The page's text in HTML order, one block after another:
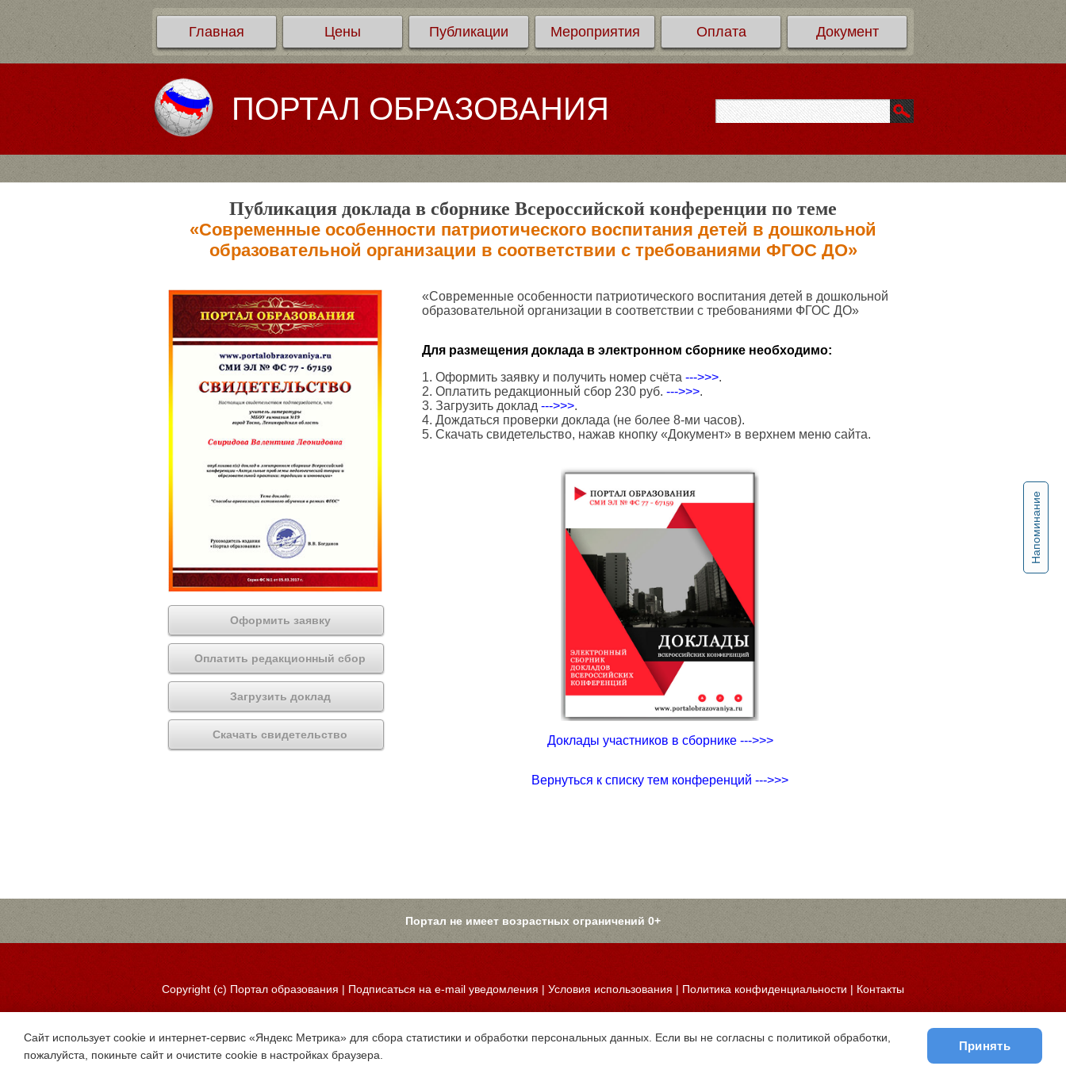
Главная Цены Публикации Мероприятия Оплата Документ
ПОРТАЛ ОБРАЗОВАНИЯ
Напоминание
Публикация доклада в сборнике Всероссийской конференции по теме
«Современные особенности патриотического воспитания детей в дошкольной
образовательной организации в соответствии с требованиями ФГОС ДО»
Оформить заявку
Оплатить редакционный сбор
Загрузить доклад
Скачать свидетельство
«Современные особенности патриотического воспитания детей в дошкольной
образовательной организации в соответствии с требованиями ФГОС ДО»
Для размещения доклада в электронном сборнике необходимо:
1. Оформить заявку и получить номер счёта --->>>.
2. Оплатить редакционный сбор 230 руб. --->>>.
3. Загрузить доклад --->>>.
4. Дождаться проверки доклада (не более 8-ми часов).
5. Скачать свидетельство, нажав кнопку «Документ» в верхнем меню сайта.
Доклады участников в сборнике --->>>
Вернуться к списку тем конференций --->>>
Портал не имеет возрастных ограничений 0+
Copyright (c) Портал образования | Подписаться на e-mail уведомления |Условия использования | Политика конфиденциальности| Контакты
Сайт использует cookie и интернет-сервис «Яндекс Метрика» для сбора статистики и обработки персональных данных. Если вы не согласны с политикой обработки,
пожалуйста, покиньте сайт и очистите cookie в настройках браузера.
Принять